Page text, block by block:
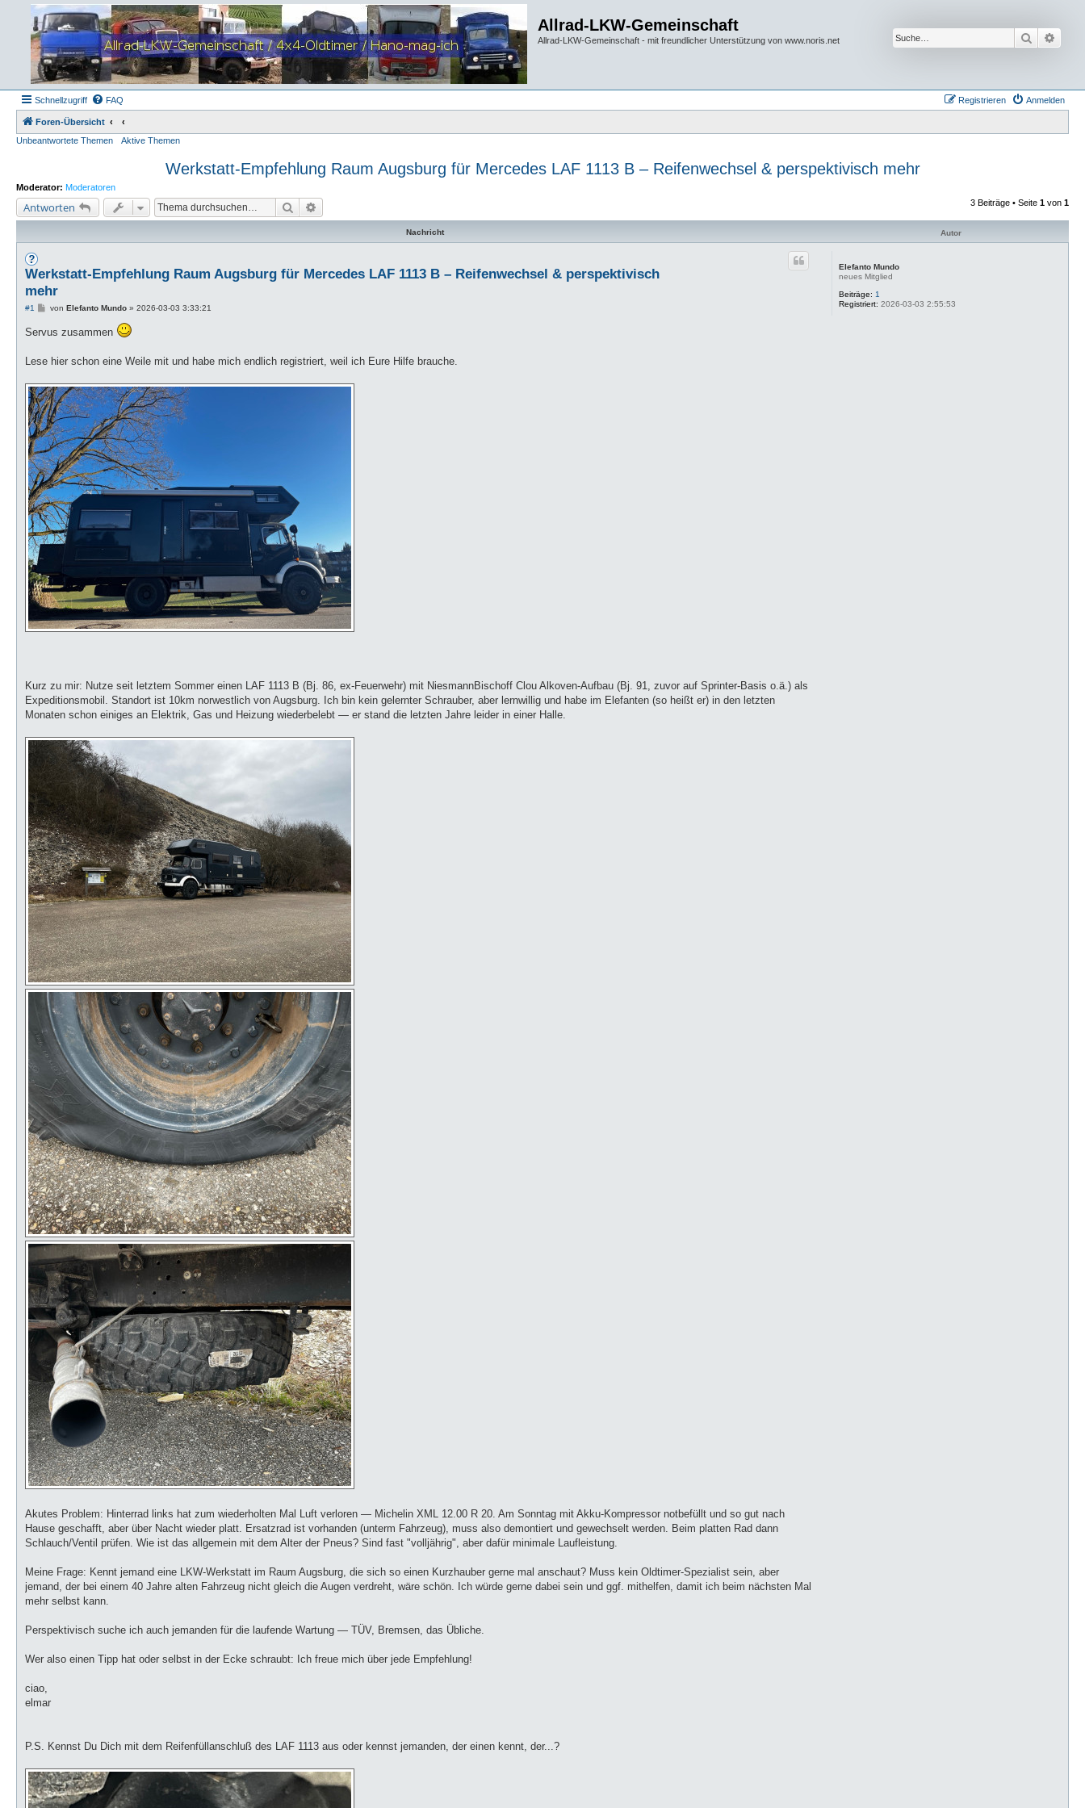
Allrad-LKW-Gemeinschaft
Allrad-LKW-Gemeinschaft - mit freundlicher Unterstützung von www.noris.net Suche
Schnellzugriff FAQ Anmelden
Registrieren
Foren-Übersicht
Unbeantwortete Themen
Aktive Themen
Werkstatt-Empfehlung Raum Augsburg für Mercedes LAF 1113 B – Reifenwechsel & perspektivisch mehr
Moderator: Moderatoren
Antworten Suche 3 Beiträge • Seite 1 von 1
Nachricht Autor
Elefanto Mundo
neues Mitglied
Beiträge: 1
Registriert: 2026-03-03 2:55:53
Werkstatt-Empfehlung Raum Augsburg für Mercedes LAF 1113 B – Reifenwechsel & perspektivisch
mehr
#1
B
t
g
von Elefanto Mundo» 2026-03-03 3:33:21
Servus zusammen
Lese hier schon eine Weile mit und habe mich endlich registriert, weil ich Eure Hilfe brauche.
Kurz zu mir: Nutze seit letztem Sommer einen LAF 1113 B (Bj. 86, ex-Feuerwehr) mit NiesmannBischoff Clou Alkoven-Aufbau (Bj. 91, zuvor auf Sprinter-Basis o.ä.) als
Expeditionsmobil. Standort ist 10km norwestlich von Augsburg. Ich bin kein gelernter Schrauber, aber lernwillig und habe im Elefanten (so heißt er) in den letzten
Monaten schon einiges an Elektrik, Gas und Heizung wiederbelebt — er stand die letzten Jahre leider in einer Halle.
Akutes Problem: Hinterrad links hat zum wiederholten Mal Luft verloren — Michelin XML 12.00 R 20. Am Sonntag mit Akku-Kompressor notbefüllt und so gut nach
Hause geschafft, aber über Nacht wieder platt. Ersatzrad ist vorhanden (unterm Fahrzeug), muss also demontiert und gewechselt werden. Beim platten Rad dann
Schlauch/Ventil prüfen. Wie ist das allgemein mit dem Alter der Pneus? Sind fast "volljährig", aber dafür minimale Laufleistung.
Meine Frage: Kennt jemand eine LKW-Werkstatt im Raum Augsburg, die sich so einen Kurzhauber gerne mal anschaut? Muss kein Oldtimer-Spezialist sein, aber
jemand, der bei einem 40 Jahre alten Fahrzeug nicht gleich die Augen verdreht, wäre schön. Ich würde gerne dabei sein und ggf. mithelfen, damit ich beim nächsten Mal
mehr selbst kann.
Perspektivisch suche ich auch jemanden für die laufende Wartung — TÜV, Bremsen, das Übliche.
Wer also einen Tipp hat oder selbst in der Ecke schraubt: Ich freue mich über jede Empfehlung!
ciao,
elmar
P.S. Kennst Du Dich mit dem Reifenfüllanschluß des LAF 1113 aus oder kennst jemanden, der einen kennt, der...?